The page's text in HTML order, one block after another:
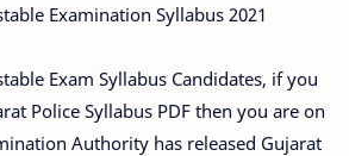
Examination Syllabus 2021
Exam Syllabus Candidates, if you
Police Syllabus PDF then you are on
Authority has released Gujarat